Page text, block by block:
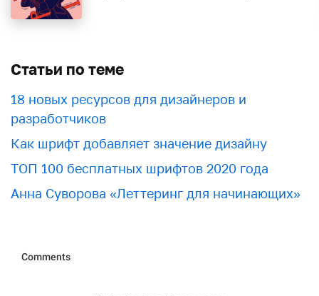
Статьи по теме
18 новых ресурсов для дизайнеров и
разработчиков
Как шрифт добавляет значение дизайну
ТОП 100 бесплатных шрифтов 2020 года
Анна Суворова «Леттеринг для начинающих»